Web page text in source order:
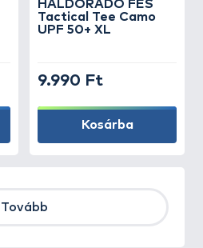
HALDORÁDÓ FES
Tactical Tee Camo
UPF 50+ XL
9.990 Ft
Kosárba
Tovább